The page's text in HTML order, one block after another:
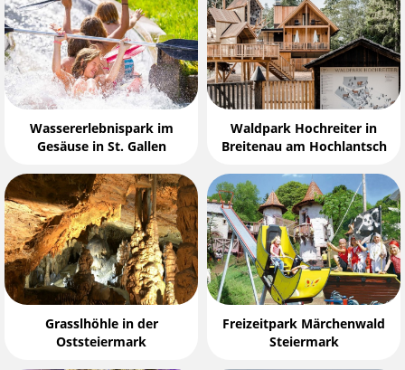
Wassererlebnispark im
Gesäuse in St. Gallen
Waldpark Hochreiter in
Breitenau am Hochlantsch
Grasslhöhle in der
Oststeiermark
Freizeitpark Märchenwald
Steiermark